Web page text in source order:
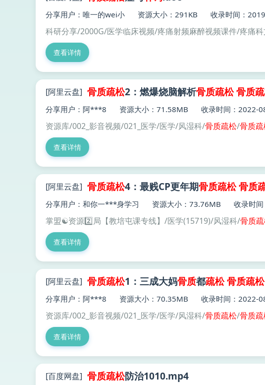
分享用户：唯一的wei小 资源大小：291KB 收录时间：
科研分享/2000G/医学临床视频/疼痛射频麻醉视频课件/疼痛
查看详情
[阿里云盘] 骨质疏松2：燃爆烧脑解析骨质疏松骨质
分享用户：阿***8 资源大小：71.58MB 收录时间：2022-
资源库/002_影音视频/021_医学/医学/风湿科/骨质疏松/骨质
查看详情
[阿里云盘] 骨质疏松4：最贱CP更年期骨质疏松骨质
分享用户：和你一***身学习 资源大小：73.76MB 收录时
掌盟☯️资源2️⃣局【教培屯课专线】/医学(15719)/风湿科/骨质
查看详情
[阿里云盘] 骨质疏松1：三成大妈骨质都疏松骨质疏松
分享用户：阿***8 资源大小：70.35MB 收录时间：2022-
资源库/002_影音视频/021_医学/医学/风湿科/骨质疏松/骨质
查看详情
[百度网盘] 骨质疏松防治1010.mp4